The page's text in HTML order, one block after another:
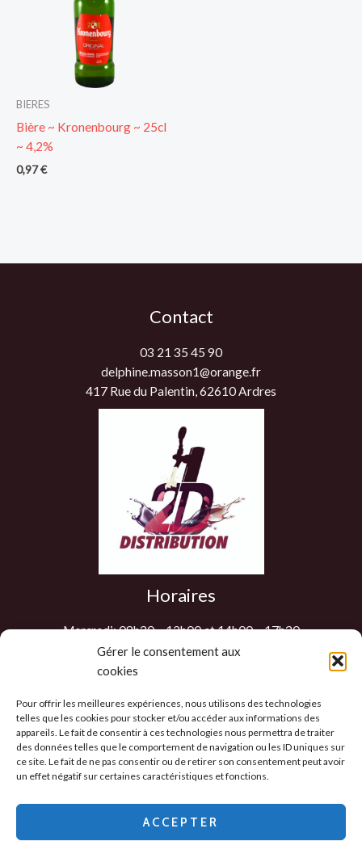
Gérer le consentement aux
cookies
Pour offrir les meilleures expériences, nous utilisons des technologies
telles que les cookies pour stocker et/ou accéder aux informations des
appareils. Le fait de consentir à ces technologies nous permettra de traiter
des données telles que le comportement de navigation ou les ID uniques sur
ce site. Le fait de ne pas consentir ou de retirer son consentement peut avoir
un effet négatif sur certaines caractéristiques et fonctions.
ACCEPTER
BIERES
Bière ~ Kronenbourg ~ 25cl
~ 4,2%
0,97€
Contact
03 21 35 45 90
delphine.masson1@orange.fr
417 Rue du Palentin, 62610 Ardres
Horaires
Mercredi: 08h30 – 12h00 et 14h00 – 17h30
Jeudi: 08h30 – 12h00 et 14h00 – 17h30
Vendredi: 08h30 – 12h00 et 14h00 – 17h30
Les autres jours sur RDV
Légales-